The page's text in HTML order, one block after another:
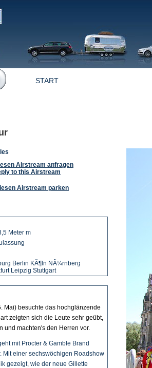
START
Airstream anfragen
to this Airstream
Airstream parken
Meter m
Berlin KÃ¶ln NÃ¼rnberg
Leipzig Stuttgart
Mai) besuchte das hochglänzende
zeigten sich die Leute sehr geübt,
und machten's den Herren vor.
mit Procter & Gamble Brand
Mit einer sechswöchigen Roadshow
gezeigt, wie der neue Gillette